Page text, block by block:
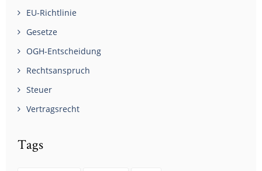
EU-Richtlinie
Gesetze
OGH-Entscheidung
Rechtsanspruch
Steuer
Vertragsrecht
Tags